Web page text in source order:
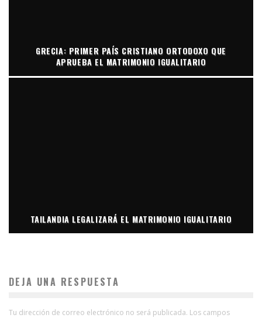
GRECIA: PRIMER PAÍS CRISTIANO ORTODOXO QUE
APRUEBA EL MATRIMONIO IGUALITARIO
TAILANDIA LEGALIZARÁ EL MATRIMONIO IGUALITARIO
DEJA UNA RESPUESTA
Tu dirección de correo electrónico no será publicada. Los campos